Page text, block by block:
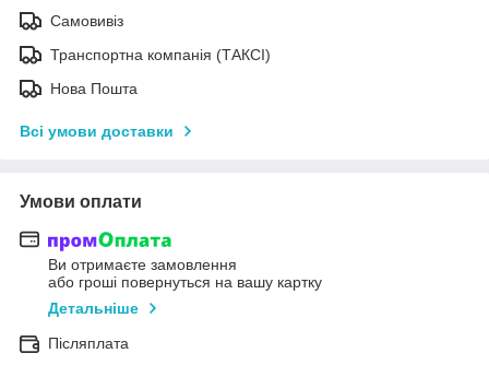
Самовивіз
Транспортна компанія (ТАКСІ)
Нова Пошта
Всі умови доставки
Умови оплати
Ви отримаєте замовлення
або гроші повернуться на вашу картку
Детальніше
Післяплата